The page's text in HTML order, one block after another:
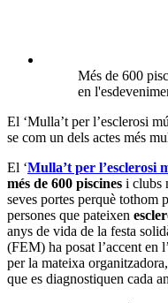
Més de 600
en
El ‘Mulla’t per l’esclerosi
se com un dels actes més
El ‘Mulla’t per l’esclerosi
més de 600 piscines i clubs
seves portes perquè tothom
persones que pateixen
anys de vida de la festa
(FEM) ha posat l’accent en
per la mateixa
que es diagnostiquen cada